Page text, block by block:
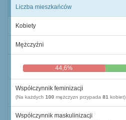
Liczba mieszkańców
Kobiety
Mężczyźni
44,6%
Współczynnik feminizacji
(Na każdych 100 mężczyzn przypada 81 kobiet)
Współczynnik maskulinizacji